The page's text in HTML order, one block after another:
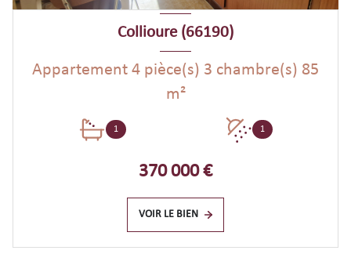
Collioure (66190)
Appartement 4 pièce(s) 3 chambre(s) 85
m²
1 1
370 000 €
VOIR LE BIEN